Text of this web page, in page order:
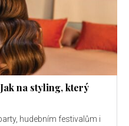
na styling, který
hudebním festivalům i